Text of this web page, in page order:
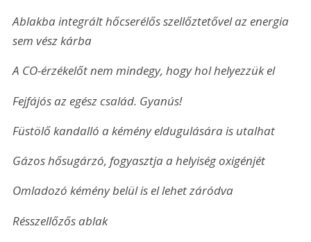
Ablakba integrált hőcserélős szellőztetővel az energia
sem vész kárba
A CO-érzékelőt nem mindegy, hogy hol helyezzük el
Fejfájós az egész család. Gyanús!
Füstölő kandalló a kémény eldugulására is utalhat
Gázos hősugárzó, fogyasztja a helyiség oxigénjét
Omladozó kémény belül is el lehet záródva
Résszellőzős ablak